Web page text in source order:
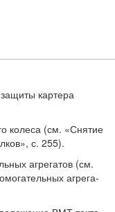
картера
колеса (см. «Снятие
с. 255).
агрегатов (см.
агрега­